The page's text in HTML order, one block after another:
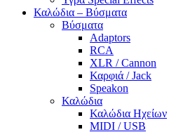
Καλώδια – Βύσματα
Βύσματα
Adaptors
RCA
XLR / Cannon
Καρφιά / Jack
Speakon
Καλώδια
Καλώδια Ηχείων
MIDI / USB